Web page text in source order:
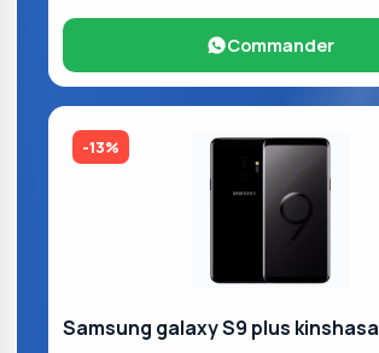
Commander
-13%
Samsung galaxy S9 plus kinshasa